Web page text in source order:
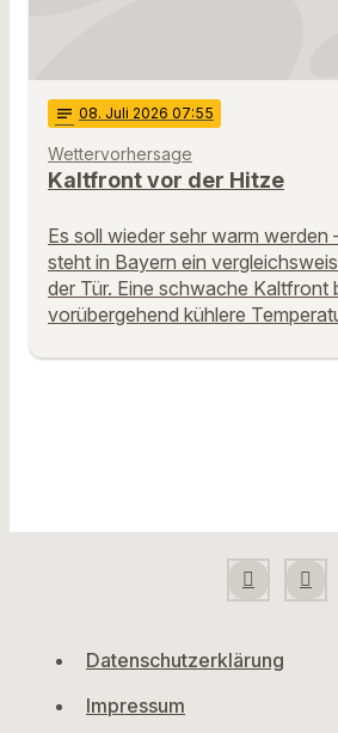
notes 08. Juli 2026 07:55
Wettervorhersage
Kaltfront vor der Hitze
Es soll wieder sehr warm werden
steht in Bayern ein
der Tür. Eine schwache Kaltfront
vorübergehend kühlere
Datenschutzerklärung
Impressum